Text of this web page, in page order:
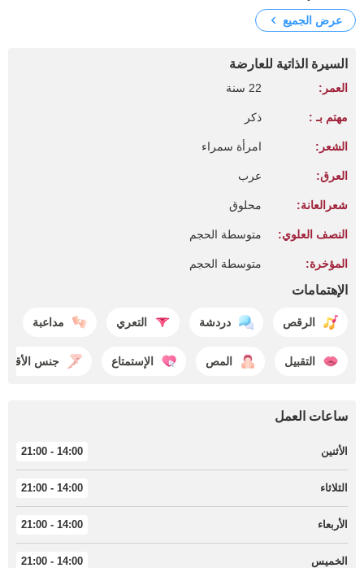
عرض الجميع
السيرة الذاتية للعارضة
العمر: 22 سنة
مهتم بـ : ذكر
الشعر: امرأة سمراء
العرق: عرب
شعرالعانة: محلوق
النصف العلوي: متوسطة الحجم
المؤخرة: متوسطة الحجم
الإهتمامات
الرقص دردشة التعري مداعبة
التقبيل المص الإستمتاع جنس الأقدام
ساعات العمل
الأثنين 14:00 - 21:00
الثلاثاء 14:00 - 21:00
الأربعاء 14:00 - 21:00
الخميس 14:00 - 21:00